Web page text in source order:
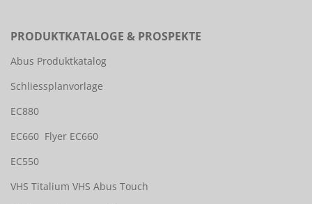
PRODUKTKATALOGE & PROSPEKTE
Abus Produktkatalog
Schliessplanvorlage
EC880
EC660 Flyer EC660
EC550
VHS Titalium VHS Abus Touch